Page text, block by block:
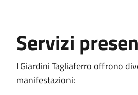
Servizi
I Giardini Tagliaferro offrono
manifestazioni: